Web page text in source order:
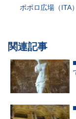
ポポロ広場（ITA）
関連記事